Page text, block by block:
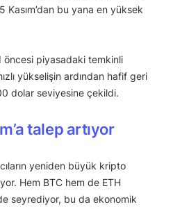
Kasım’dan bu yana en yüksek
öncesi piyasadaki temkinli
yükselişin ardından hafif geri
dolar seviyesine çekildi.
talep artıyor
yeniden büyük kripto
Hem BTC hem de ETH
seyrediyor, bu da ekonomik